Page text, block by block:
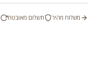
משלוח מהיר תשלום מאובטח